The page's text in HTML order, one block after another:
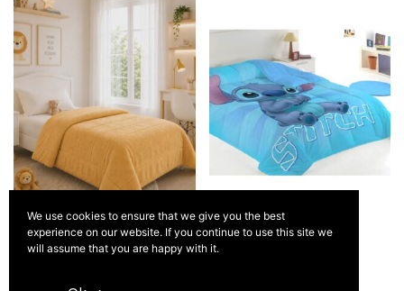
Edredão Teresa Sherpa /
Edredão Stitch Azul
We use cookies to ensure that we give you the best
experience on our website. If you continue to use this site we
will assume that you are happy with it.